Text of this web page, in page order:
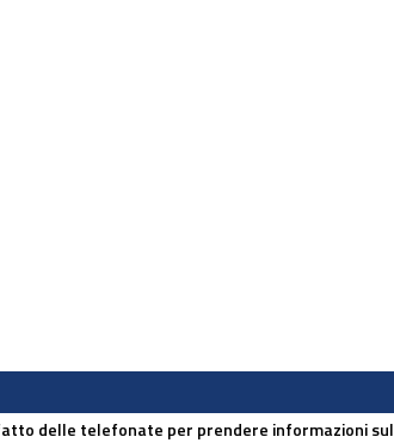
delle telefonate per prendere informazioni sul